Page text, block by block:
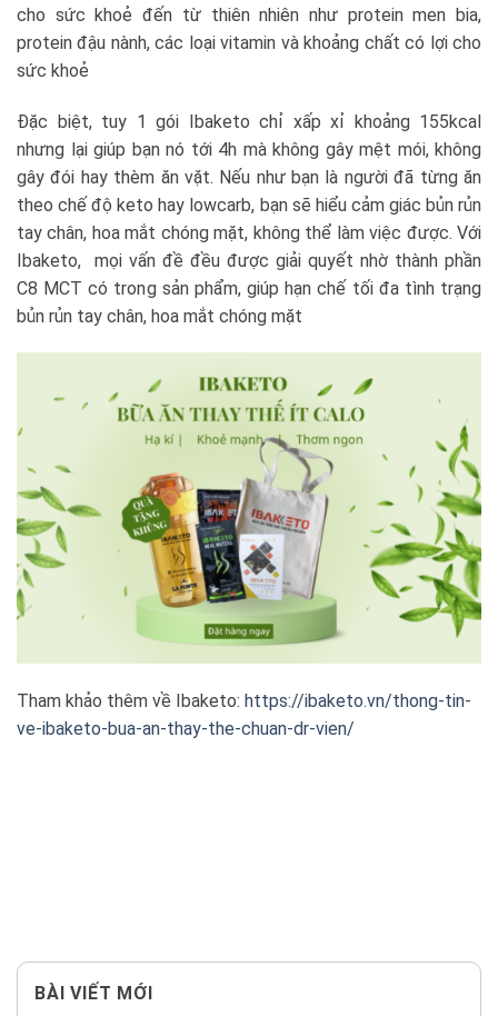
cho sức khoẻ đến từ thiên nhiên như protein men bia,
protein đậu nành, các loại vitamin và khoảng chất có lợi cho
sức khoẻ
Đặc biệt, tuy 1 gói Ibaketo chỉ xấp xỉ khoảng 155kcal
nhưng lại giúp bạn nó tới 4h mà không gây mệt mói, không
gây đói hay thèm ăn vặt. Nếu như bạn là người đã từng ăn
theo chế độ keto hay lowcarb, bạn sẽ hiểu cảm giác bủn rủn
tay chân, hoa mắt chóng mặt, không thể làm việc được. Với
Ibaketo, mọi vấn đề đều được giải quyết nhờ thành phần
C8 MCT có trong sản phẩm, giúp hạn chế tối đa tình trạng
bủn rủn tay chân, hoa mắt chóng mặt
Tham khảo thêm về Ibaketo: https://ibaketo.vn/thong-tin-
ve-ibaketo-bua-an-thay-the-chuan-dr-vien/
BÀI VIẾT MỚI